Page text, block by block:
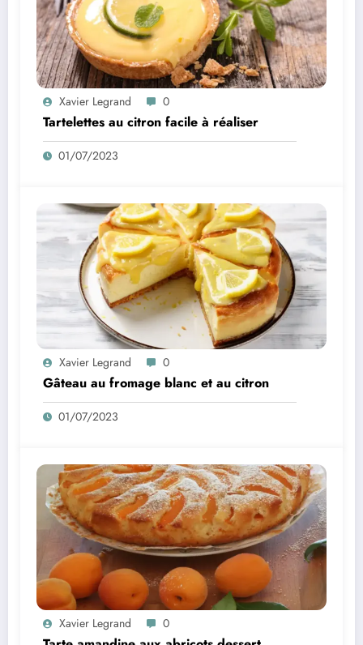
Xavier Legrand 0
Tartelettes au citron facile à réaliser
01/07/2023
Xavier Legrand 0
Gâteau au fromage blanc et au citron
01/07/2023
Xavier Legrand 0